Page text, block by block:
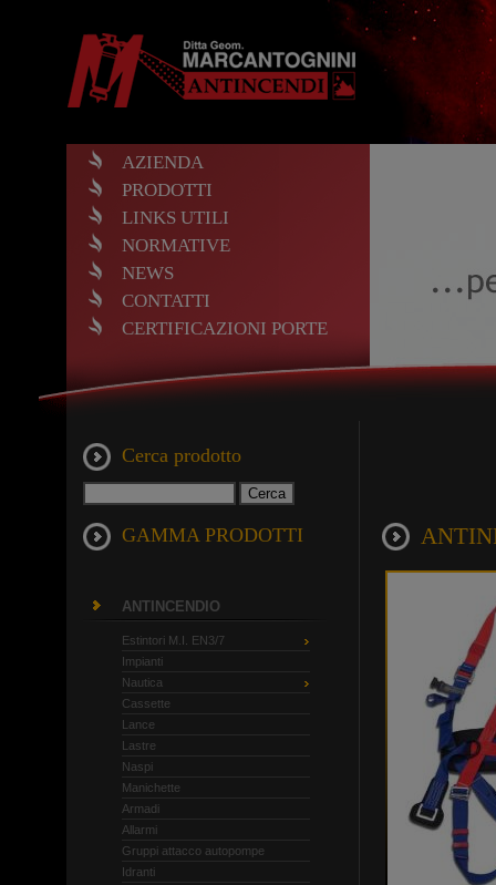
AZIENDA
PRODOTTI
LINKS UTILI
NORMATIVE
NEWS
CONTATTI
CERTIFICAZIONI PORTE
Cerca prodotto
GAMMA PRODOTTI
ANTINCENDIO
Estintori M.I. EN3/7
Impianti
Nautica
Cassette
Lance
Lastre
Naspi
Manichette
Armadi
Allarmi
Gruppi attacco autopompe
Idranti